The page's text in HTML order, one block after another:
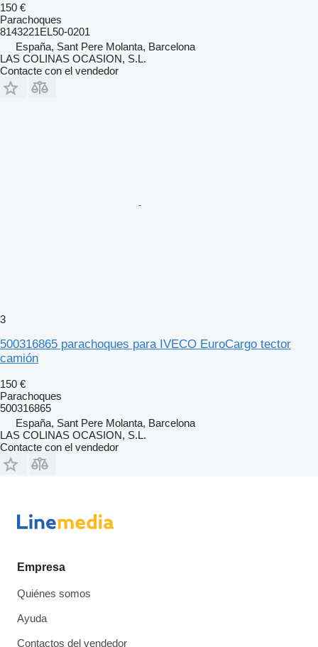
150 €
Parachoques
8143221EL50-0201
España, Sant Pere Molanta, Barcelona
LAS COLINAS OCASION, S.L.
Contacte con el vendedor
3
500316865 parachoques para IVECO EuroCargo tector
camión
150 €
Parachoques
500316865
España, Sant Pere Molanta, Barcelona
LAS COLINAS OCASION, S.L.
Contacte con el vendedor
Empresa
Quiénes somos
Ayuda
Contactos del vendedor